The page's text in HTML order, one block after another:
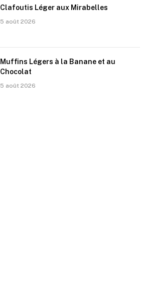
Clafoutis Léger aux Mirabelles
5 août 2026
Muffins Légers à la Banane et au
Chocolat
5 août 2026